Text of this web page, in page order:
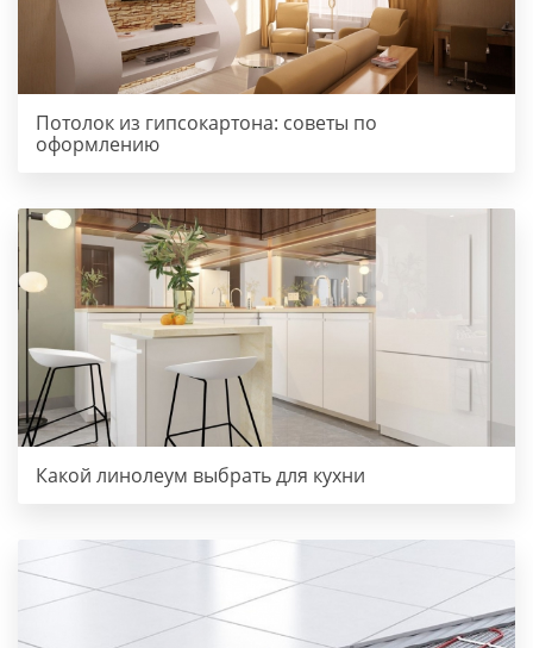
Потолок из гипсокартона: советы по
оформлению
Какой линолеум выбрать для кухни